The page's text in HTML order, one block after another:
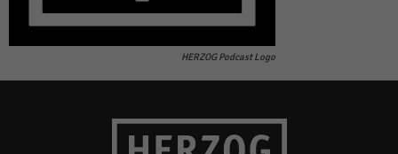
HERZOG Podcast Logo